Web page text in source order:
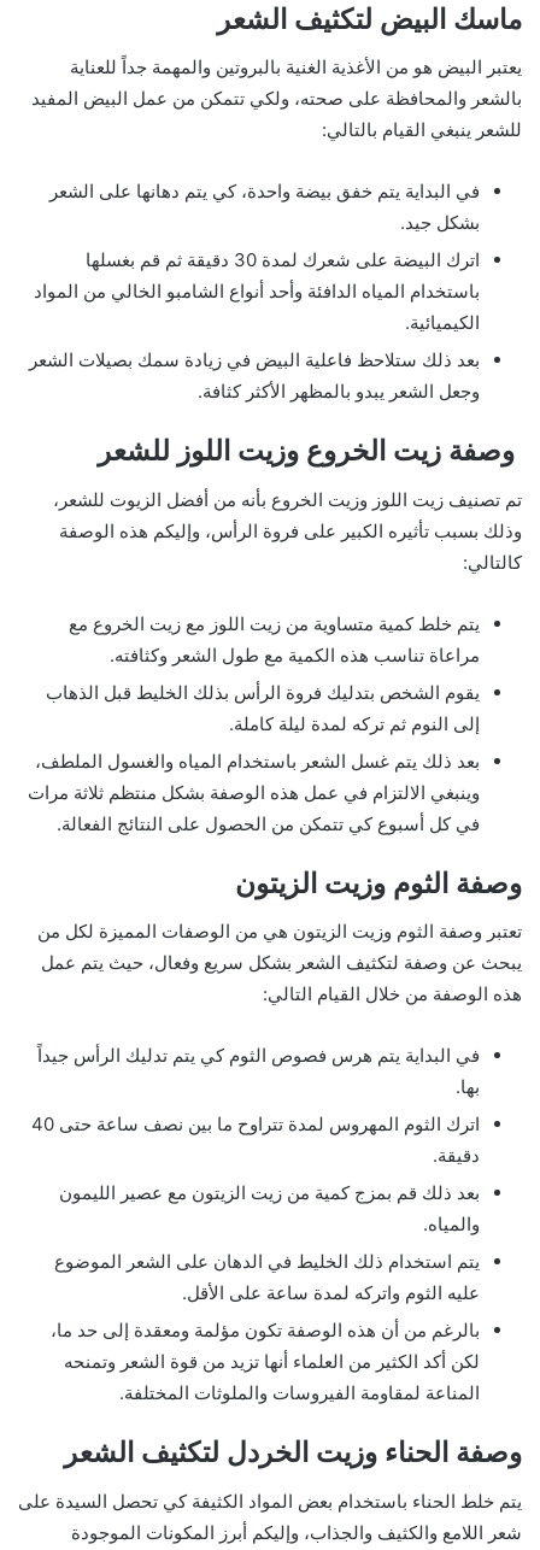
ماسك البيض لتكثيف الشعر
يعتبر البيض هو من الأغذية الغنية بالبروتين والمهمة جداً للعناية
بالشعر والمحافظة على صحته، ولكي تتمكن من عمل البيض المفيد
للشعر ينبغي القيام بالتالي:
في البداية يتم خفق بيضة واحدة، كي يتم دهانها على الشعر
بشكل جيد.
اترك البيضة على شعرك لمدة 30 دقيقة ثم قم بغسلها
باستخدام المياه الدافئة وأحد أنواع الشامبو الخالي من المواد
الكيميائية.
بعد ذلك ستلاحظ فاعلية البيض في زيادة سمك بصيلات الشعر
وجعل الشعر يبدو بالمظهر الأكثر كثافة.
وصفة زيت الخروع وزيت اللوز للشعر
تم تصنيف زيت اللوز وزيت الخروع بأنه من أفضل الزيوت للشعر،
وذلك بسبب تأثيره الكبير على فروة الرأس، وإليكم هذه الوصفة
كالتالي:
يتم خلط كمية متساوية من زيت اللوز مع زيت الخروع مع
مراعاة تناسب هذه الكمية مع طول الشعر وكثافته.
يقوم الشخص بتدليك فروة الرأس بذلك الخليط قبل الذهاب
إلى النوم ثم تركه لمدة ليلة كاملة.
بعد ذلك يتم غسل الشعر باستخدام المياه والغسول الملطف،
وينبغي الالتزام في عمل هذه الوصفة بشكل منتظم ثلاثة مرات
في كل أسبوع كي تتمكن من الحصول على النتائج الفعالة.
وصفة الثوم وزيت الزيتون
تعتبر وصفة الثوم وزيت الزيتون هي من الوصفات المميزة لكل من
يبحث عن وصفة لتكثيف الشعر بشكل سريع وفعال، حيث يتم عمل
هذه الوصفة من خلال القيام التالي:
في البداية يتم هرس فصوص الثوم كي يتم تدليك الرأس جيداً
بها.
اترك الثوم المهروس لمدة تتراوح ما بين نصف ساعة حتى 40
دقيقة.
بعد ذلك قم بمزج كمية من زيت الزيتون مع عصير الليمون
والمياه.
يتم استخدام ذلك الخليط في الدهان على الشعر الموضوع
عليه الثوم واتركه لمدة ساعة على الأقل.
بالرغم من أن هذه الوصفة تكون مؤلمة ومعقدة إلى حد ما،
لكن أكد الكثير من العلماء أنها تزيد من قوة الشعر وتمنحه
المناعة لمقاومة الفيروسات والملوثات المختلفة.
وصفة الحناء وزيت الخردل لتكثيف الشعر
يتم خلط الحناء باستخدام بعض المواد الكثيفة كي تحصل السيدة على
شعر اللامع والكثيف والجذاب، وإليكم أبرز المكونات الموجودة